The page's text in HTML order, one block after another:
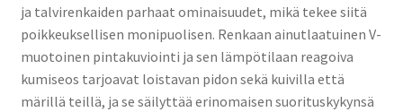
ja talvirenkaiden parhaat ominaisuudet, mikä tekee siitä
poikkeuksellisen monipuolisen. Renkaan ainutlaatuinen V-
muotoinen pintakuviointi ja sen lämpötilaan reagoiva
kumiseos tarjoavat loistavan pidon sekä kuivilla että
märillä teillä, ja se säilyttää erinomaisen suorituskykynsä